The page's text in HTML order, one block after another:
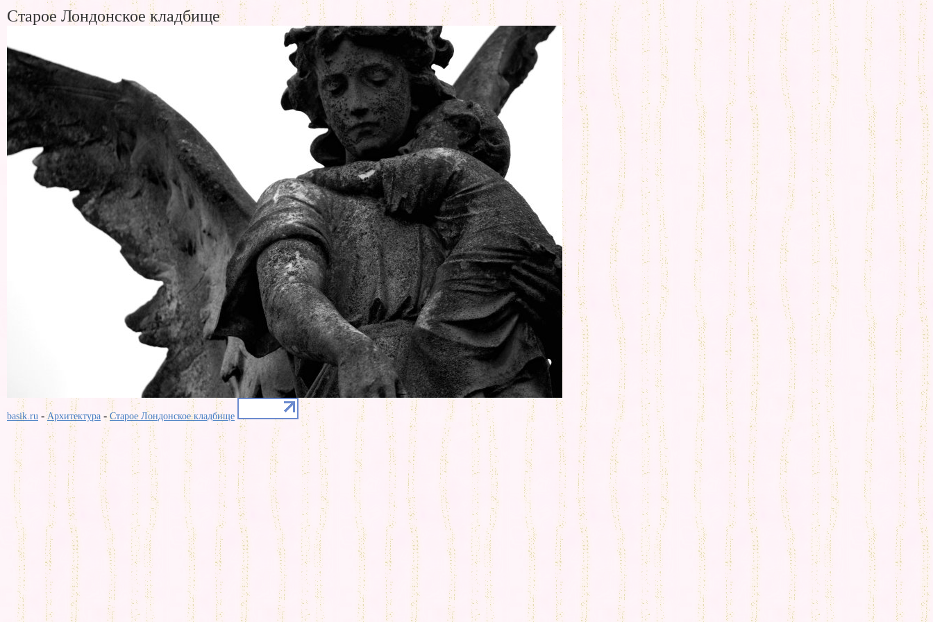
Старое Лондонское кладбище
basik.ru -Архитектура -Старое Лондонское кладбище